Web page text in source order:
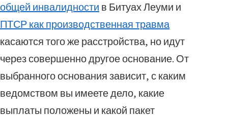
общей инвалидности в Битуах Леуми и
ПТСР как производственная травма
касаются того же расстройства, но идут
через совершенно другое основание. От
выбранного основания зависит, с каким
ведомством вы имеете дело, какие
выплаты положены и какой пакет